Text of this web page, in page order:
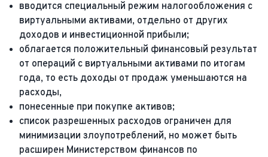
вводится специальный режим налогообложения с
виртуальными активами, отдельно от других
доходов и инвестиционной прибыли;
облагается положительный финансовый результат
от операций с виртуальными активами по итогам
года, то есть доходы от продаж уменьшаются на
расходы,
понесенные при покупке активов;
список разрешенных расходов ограничен для
минимизации злоупотреблений, но может быть
расширен Министерством финансов по